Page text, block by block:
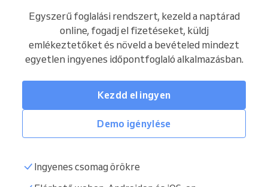
Egyszerű foglalási rendszert, kezeld a naptárad
online, fogadj el fizetéseket, küldj
emlékeztetőket és növeld a bevételed mindezt
egyetlen ingyenes időpontfoglaló alkalmazásban.
Kezdd el ingyen
Demo igénylése
Ingyenes csomag örökre